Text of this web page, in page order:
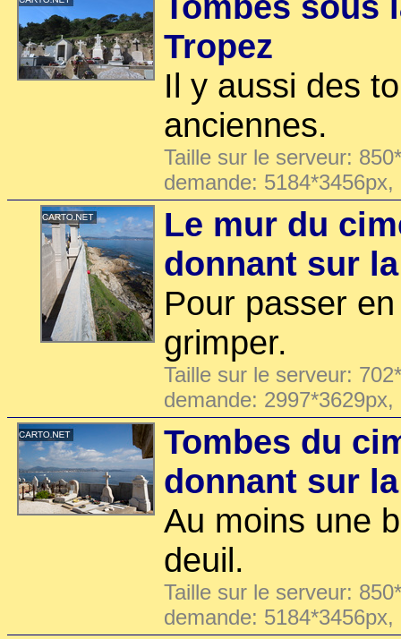
Tropez
Il y aussi des
anciennes.
Taille sur le serveur:
demande:
Le mur du
donnant sur
Pour passer
grimper.
Taille sur le serveur:
demande:
Tombes du
donnant sur
Au moins une
deuil.
Taille sur le serveur:
demande: